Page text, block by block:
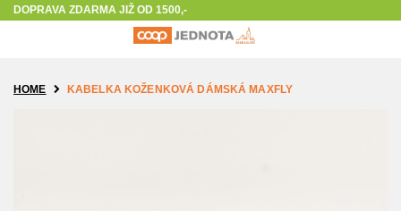
The store will not work correctly in the case when cookies are disabled.
DOPRAVA ZDARMA JIŽ OD 1500,-
HOME KABELKA KOŽENKOVÁ DÁMSKÁ MAXFLY